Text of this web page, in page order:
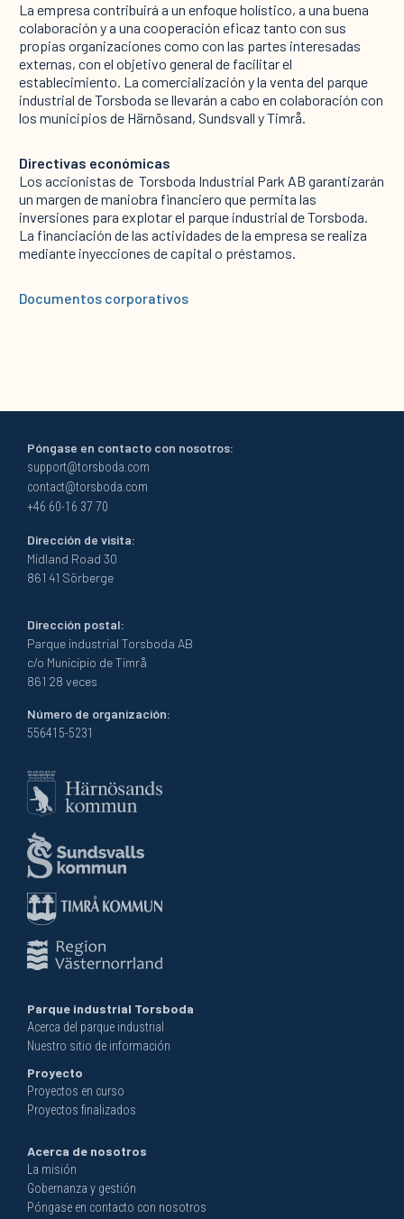
La empresa contribuirá a un enfoque holístico, a una buena
colaboración y a una cooperación eficaz tanto con sus
propias organizaciones como con las partes interesadas
externas, con el objetivo general de facilitar el
establecimiento. La comercialización y la venta del parque
industrial de Torsboda se llevarán a cabo en colaboración con
los municipios de Härnösand, Sundsvall y Timrå. ‍
Directivas económicas
Los accionistas de ‍ Torsboda Industrial Park AB garantizarán
un margen de maniobra financiero que permita las
inversiones para explotar el parque industrial de Torsboda.
La financiación de las actividades de la empresa se realiza
mediante inyecciones de capital o préstamos.
Documentos corporativos
Póngase en contacto con nosotros:
support@torsboda.com
contact@torsboda.com
+46 60-16 37 70
Dirección de visita:
Midland Road 30
861 41 Sörberge
Dirección postal:
Parque industrial Torsboda AB
c/o Municipio de Timrå
861 28 veces
Número de organización:
556415-5231
Parque industrial Torsboda
Acerca del parque industrial
Nuestro sitio de información
Proyecto
Proyectos en curso
Proyectos finalizados
Acerca de nosotros
La misión
Gobernanza y gestión
Póngase en contacto con nosotros